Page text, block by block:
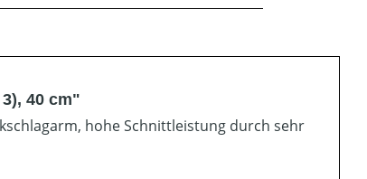
40 cm"
hohe Schnittleistung durch sehr